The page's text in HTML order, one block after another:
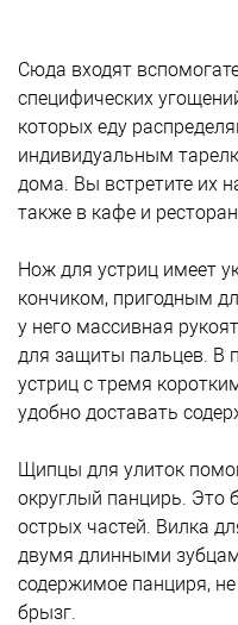
Сюда входят
специфических
которых еду
индивидуальным
дома. Вы встретите их
также в кафе и
Нож для устриц имеет
кончиком, пригодным
у него массивная
для защиты пальцев. В
устриц с тремя
удобно доставать
Щипцы для улиток
округлый панцирь. Это
острых частей. Вилка
двумя длинными
содержимое панциря,
брызг.